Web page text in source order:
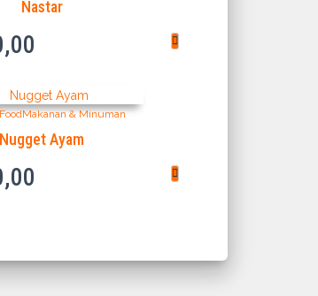
Nastar
Makanan & Minuman
Nugget Ayam